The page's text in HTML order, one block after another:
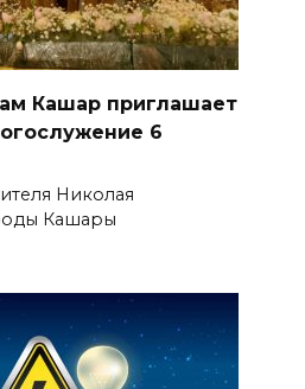
Кашар приглашает
6
Николая
Кашары